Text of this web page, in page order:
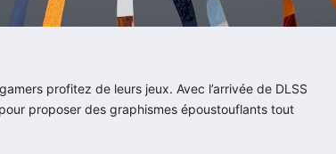
profitez de leurs jeux. Avec l’arrivée de DLSS
proposer des graphismes époustouflants tout